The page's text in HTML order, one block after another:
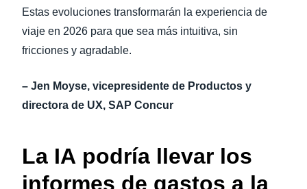
Estas evoluciones transformarán la experiencia de
viaje en 2026 para que sea más intuitiva, sin
fricciones y agradable.
– Jen Moyse, vicepresidente de Productos y
directora de UX, SAP Concur
La IA podría llevar los
informes de gastos a la